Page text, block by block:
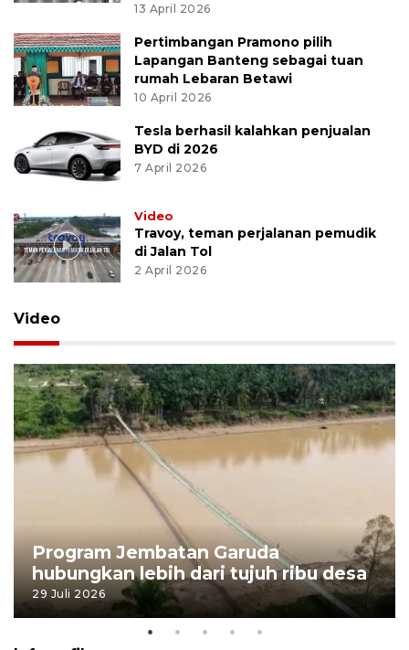
13 April 2026
Pertimbangan Pramono pilih
Lapangan Banteng sebagai tuan
rumah Lebaran Betawi
10 April 2026
Tesla berhasil kalahkan penjualan
BYD di 2026
7 April 2026
Video
Travoy, teman perjalanan pemudik
di Jalan Tol
2 April 2026
Video
Program Jembatan Garuda
hubungkan lebih dari tujuh ribu desa
29 Juli 2026